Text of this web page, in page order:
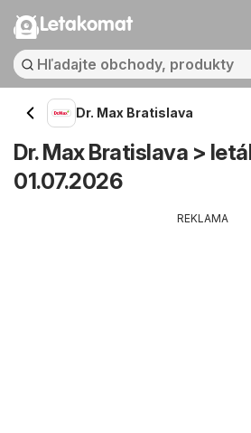
Letakomat
Dr. Max Bratislava
Dr. Max Bratislava >
01.07.2026
REKLAMA